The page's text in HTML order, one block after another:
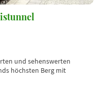
und sehenswerten
höchsten Berg mit